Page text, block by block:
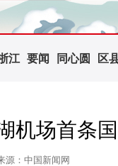
江 要闻 同心圆 区
机场首条
源：中国新闻网